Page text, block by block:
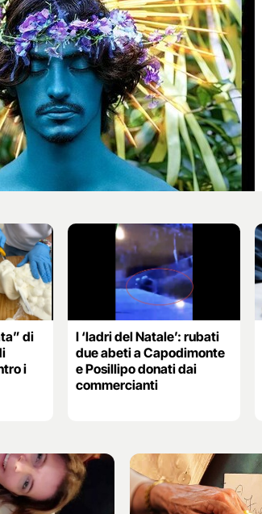
di
i
I ‘ladri del Natale’: rubati
due abeti a Capodimonte
e Posillipo donati dai
commercianti